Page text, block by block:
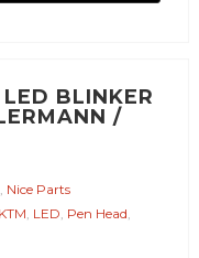
BLINKER
/
Nice Parts
KTM LED Pen Head